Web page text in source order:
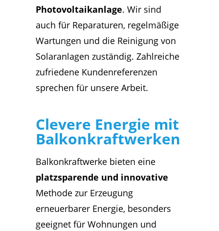
Photovoltaikanlage. Wir sind
auch für Reparaturen, regelmäßige
Wartungen und die Reinigung von
Solaranlagen zuständig. Zahlreiche
zufriedene Kundenreferenzen
sprechen für unsere Arbeit.
Clevere Energie mit
Balkonkraftwerken
Balkonkraftwerke bieten eine
platzsparende und innovative
Methode zur Erzeugung
erneuerbarer Energie, besonders
geeignet für Wohnungen und